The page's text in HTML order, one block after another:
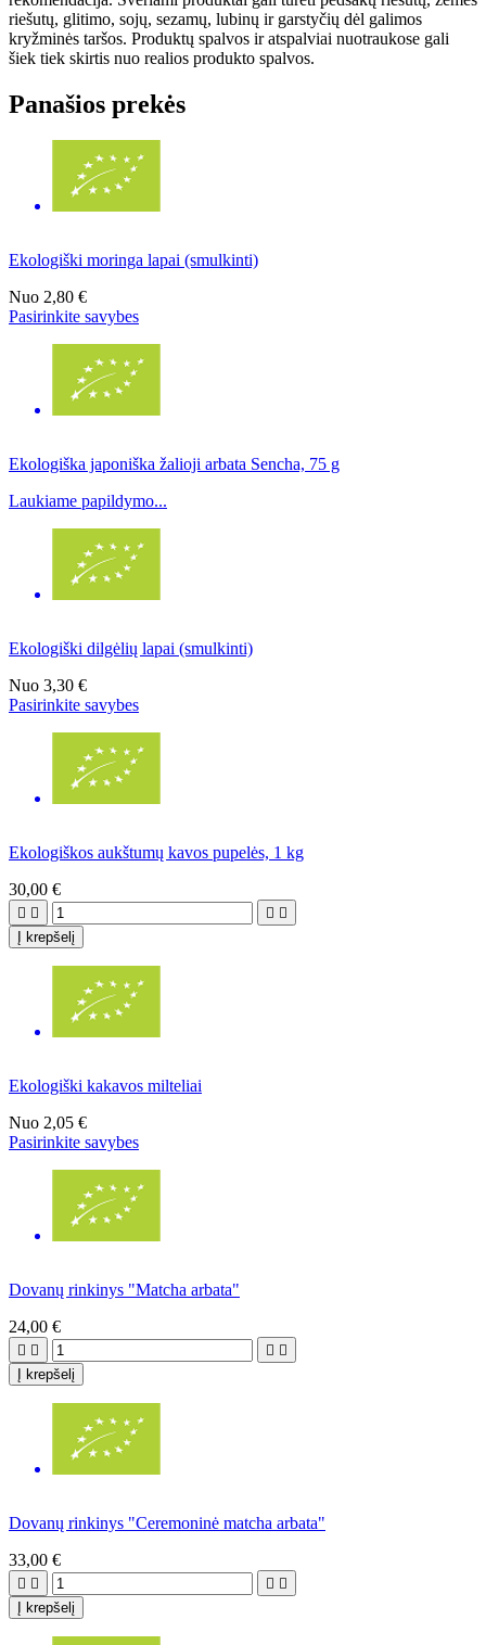
riešutų, glitimo, sojų, sezamų, lubinų ir garstyčių dėl galimos
kryžminės taršos. Produktų spalvos ir atspalviai nuotraukose gali
šiek tiek skirtis nuo realios produkto spalvos.
Panašios prekės
Ekologiški moringa lapai (smulkinti)
Nuo 2,80 €
Pasirinkite savybes
Ekologiška japoniška žalioji arbata Sencha, 75 g
Laukiame papildymo...
Ekologiški dilgėlių lapai (smulkinti)
Nuo 3,30 €
Pasirinkite savybes
Ekologiškos aukštumų kavos pupelės, 1 kg
30,00 €
   
Į krepšelį
Ekologiški kakavos milteliai
Nuo 2,05 €
Pasirinkite savybes
Dovanų rinkinys "Matcha arbata"
24,00 €
   
Į krepšelį
Dovanų rinkinys "Ceremoninė matcha arbata"
33,00 €
   
Į krepšelį